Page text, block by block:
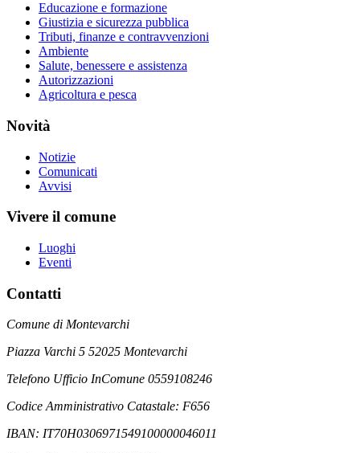
Educazione e formazione
Giustizia e sicurezza pubblica
Tributi, finanze e contravvenzioni
Ambiente
Salute, benessere e assistenza
Autorizzazioni
Agricoltura e pesca
Novità
Notizie
Comunicati
Avvisi
Vivere il comune
Luoghi
Eventi
Contatti
Comune di Montevarchi
Piazza Varchi 5 52025 Montevarchi
Telefono Ufficio InComune 0559108246
Codice Amministrativo Catastale: F656
IBAN: IT70H0306971549100000046011